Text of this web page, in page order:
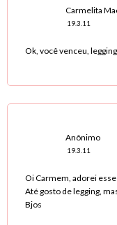
Carmelita
19.3.11
Ok, você venceu,
Anônimo
19.3.11
Oi Carmem, adorei
Até gosto de legging,
Bjos